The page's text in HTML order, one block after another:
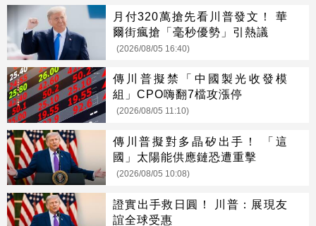
月付320萬搶先看川普發文！ 華
爾街瘋搶「毫秒優勢」引熱議
(2026/08/05 16:40)
傳川普擬禁「中國製光收發模
組」CPO嗨翻7檔攻漲停
(2026/08/05 11:10)
傳川普擬對多晶矽出手！ 「這
國」太陽能供應鏈恐遭重擊
(2026/08/05 10:08)
證實出手救日圓！ 川普：展現友
誼全球受惠